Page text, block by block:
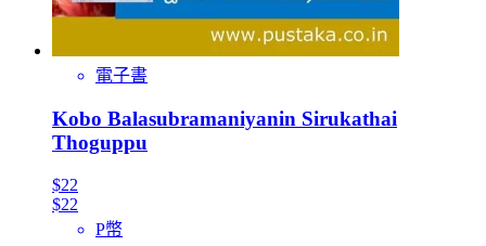
電子書
Kobo Balasubramaniyanin Sirukathai
Thoguppu
$22
$22
P幣